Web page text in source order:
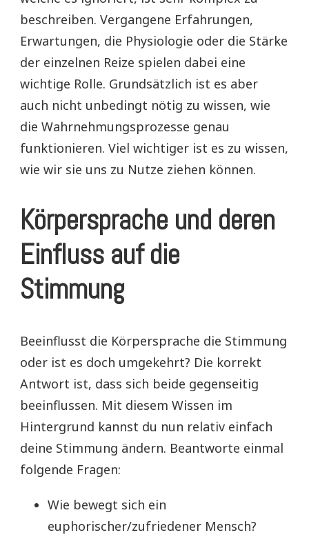
beschreiben. Vergangene Erfahrungen,
Erwartungen, die Physiologie oder die Stärke
der einzelnen Reize spielen dabei eine
wichtige Rolle. Grundsätzlich ist es aber
auch nicht unbedingt nötig zu wissen, wie
die Wahrnehmungsprozesse genau
funktionieren. Viel wichtiger ist es zu wissen,
wie wir sie uns zu Nutze ziehen können.
Körpersprache und deren
Einfluss auf die
Stimmung
Beeinflusst die Körpersprache die Stimmung
oder ist es doch umgekehrt? Die korrekt
Antwort ist, dass sich beide gegenseitig
beeinflussen. Mit diesem Wissen im
Hintergrund kannst du nun relativ einfach
deine Stimmung ändern. Beantworte einmal
folgende Fragen:
Wie bewegt sich ein
euphorischer/zufriedener Mensch?